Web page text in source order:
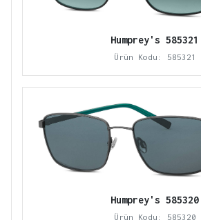
Humprey's 585321
Ürün Kodu: 585321
Humprey's 585320
Ürün Kodu: 585320